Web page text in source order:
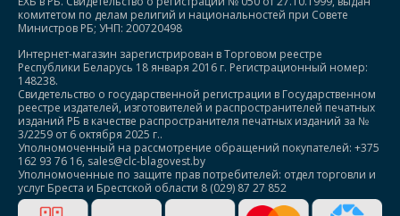
комитетом по делам религий и национальностей при Совете
Министров РБ; УНП: 200720498
Интернет-магазин зарегистрирован в Торговом реестре
Республики Беларусь 18 января 2016 г. Регистрационный номер:
148238.
Свидетельство о государственной регистрации в Государственном
реестре издателей, изготовителей и распространителей печатных
изданий РБ в качестве распространителя печатных изданий за №
3/2259 от 6 октября 2025 г..
Уполномоченный на рассмотрение обращений покупателей: +375
162 93 76 16, sales@clc-blagovest.by
Уполномоченные по защите прав потребителей: отдел торговли и
услуг Бреста и Брестской области 8 (029) 87 27 852